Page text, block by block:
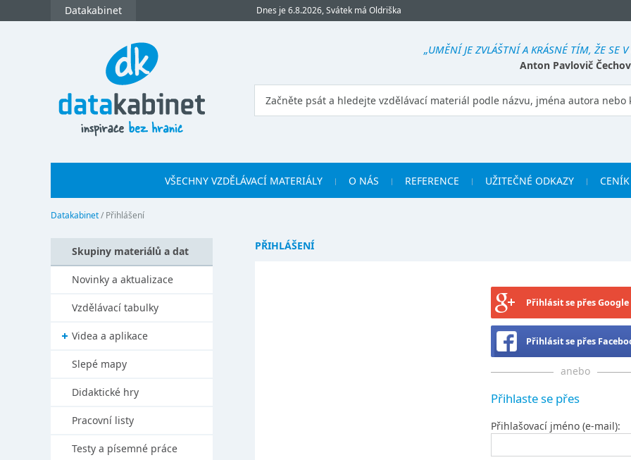
Datakabinet Dnes je 6.8.2026, Svátek má Oldriška
„UMĚNÍ JE ZVLÁŠTNÍ A KRÁSNÉ TÍM, ŽE SE
Anton Pavlovič Čechov
VŠECHNY VZDĚLÁVACÍ MATERIÁLY O NÁS REFERENCE UŽITEČNÉ ODKAZY
Datakabinet/ Přihlášení
PŘIHLÁŠENÍ
Přihlásit se přes Google
Přihlásit se přes
anebo
Přihlaste se přes
Přihlašovací jméno (e-mail):
Skupiny materiálů a dat
Novinky a aktualizace
Vzdělávací tabulky
Videa a aplikace
Slepé mapy
Didaktické hry
Pracovní listy
Testy a písemné práce